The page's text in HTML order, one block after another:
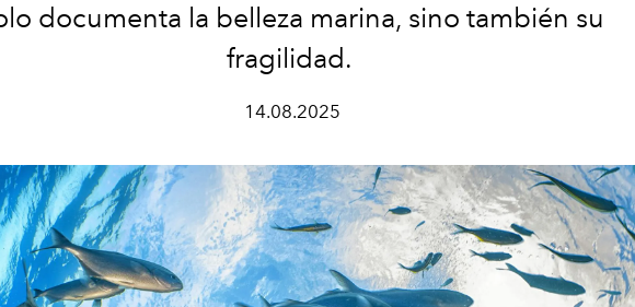
documenta la belleza marina, sino también su
fragilidad.
14.08.2025